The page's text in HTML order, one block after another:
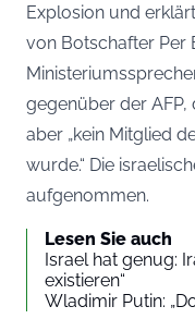
Explosion und
von Botschafter Per
gegenüber der AFP,
aber „kein Mitglied
wurde.“ Die
aufgenommen.
Lesen Sie auch
Israel hat genug:
existieren“
Wladimir Putin: